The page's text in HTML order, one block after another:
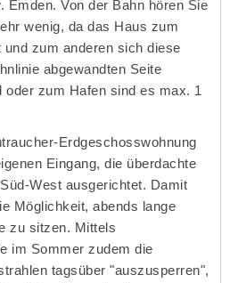
Emden. Von der Bahn hören Sie
wenig, da das Haus zum
zum anderen sich diese
abgewandten Seite
oder zum Hafen sind es max. 1
Erdgeschosswohnung
Eingang, die überdachte
West ausgerichtet. Damit
Möglichkeit, abends lange
zu sitzen. Mittels
im Sommer zudem die
tagsüber "auszusperren",